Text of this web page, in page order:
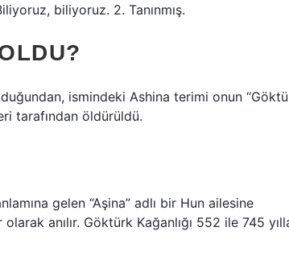
biliyoruz. 2. Tanınmış.
ismindeki Ashina terimi onun
tarafından öldürüldü.
gelen “Aşina” adlı bir Hun ailesine
anılır. Göktürk Kağanlığı 552 ile 745